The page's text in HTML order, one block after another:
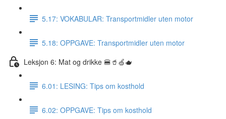
5.17: VOKABULAR: Transportmidler uten motor
5.18: OPPGAVE: Transportmidler uten motor
Leksjon 6: Mat og drikke 🍔🥤🍏🫖
6.01: LESING: Tips om kosthold
6.02: OPPGAVE: Tips om kosthold